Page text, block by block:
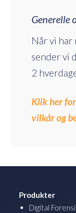
Generelle
Når vi
sender vi
2
Klik her
vilkår og
Produkter
Digital